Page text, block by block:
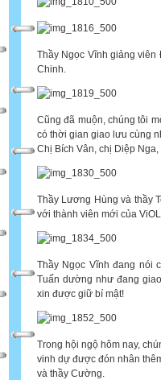
Thầy Ngọc Vĩnh giảng viên
Chinh.
Cũng đã muộn, chúng tôi
có thời gian giao lưu cùng
Chị Bích Vân, chị Diệp
Thầy Lương Hùng và thầy
với thành viên mới của
Thầy Ngọc Vĩnh đang nói
Tuấn dường như đang
xin được giữ bí mật!
Trong hội ngộ hôm nay,
vinh dự được đón nhân
và thầy Cường.